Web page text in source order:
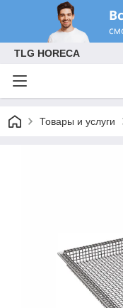
TLG HORECA
Товары и услуги